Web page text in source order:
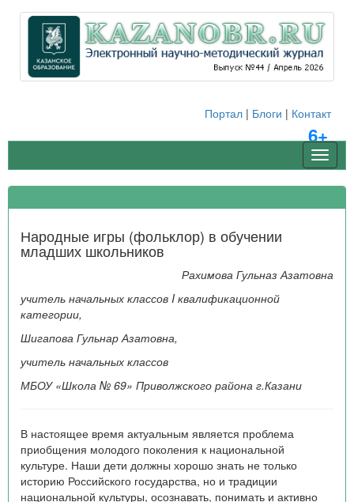
Портал | Блоги | Контакт
6+
Народные игры (фольклор) в обучении
младших школьников
Рахимова Гульназ Азатовна
учитель начальных классов I квалификационной
категории,
Шигапова Гульнар Азатовна,
учитель начальных классов
МБОУ «Школа № 69» Приволжского района г.Казани
В настоящее время актуальным является проблема
приобщения молодого поколения к национальной
культуре. Наши дети должны хорошо знать не только
историю Российского государства, но и традиции
национальной культуры, осознавать, понимать и активно